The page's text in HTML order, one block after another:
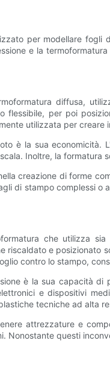
per modellare
e la
diffusa,
flessibile, per poi
utilizzata per creare
è la sua
Inoltre, la
creazione di forme
di stampo complessi
che utilizza
e posizionato
contro lo stampo,
è la sua capacità
e dispositivi
tecniche ad alta
attrezzature e
Nonostante questi